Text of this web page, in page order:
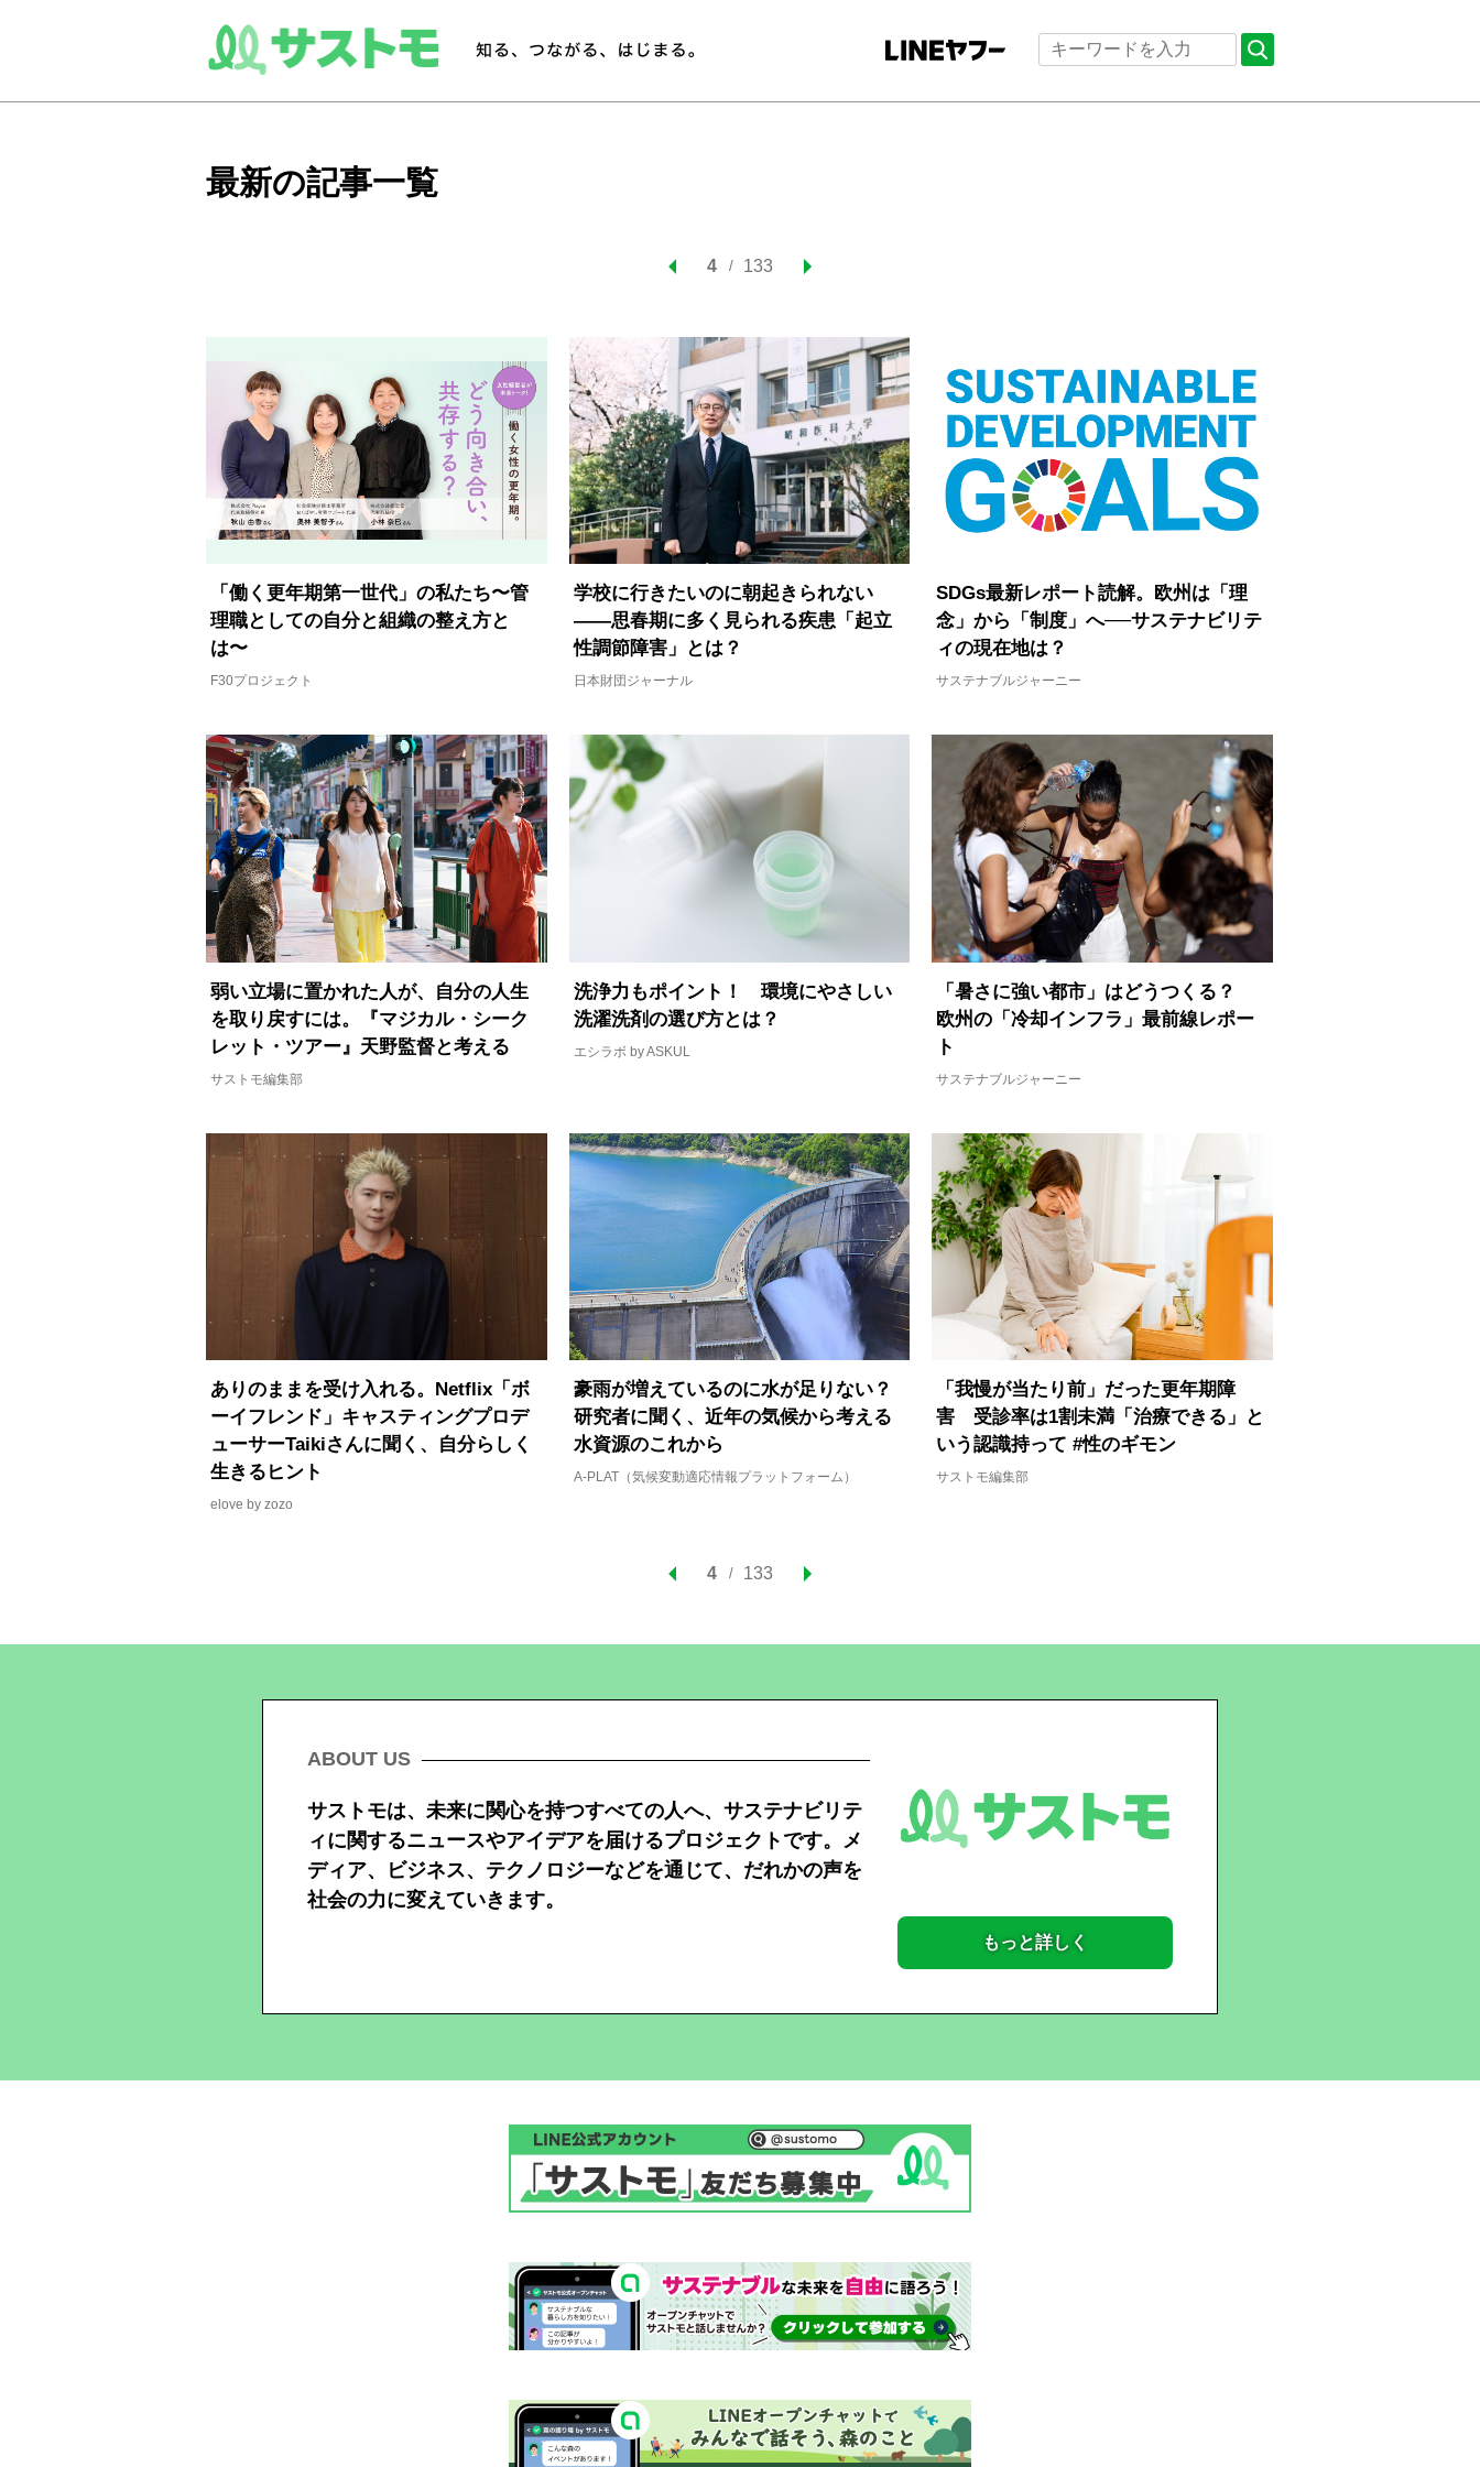
最新の記事一覧
4 133
「働く更年期第一世代」の私たち〜管
理職としての自分と組織の整え方と
は〜
F30プロジェクト
学校に行きたいのに朝起きられない
――思春期に多く見られる疾患「起立
性調節障害」とは？
日本財団ジャーナル
SDGs最新レポート読解。欧州は「理
念」から「制度」へ──サステナビリテ
ィの現在地は？
サステナブルジャーニー
弱い立場に置かれた人が、自分の人生
を取り戻すには。『マジカル・シーク
レット・ツアー』天野監督と考える
サストモ編集部
洗浄力もポイント！ 環境にやさしい
洗濯洗剤の選び方とは？
エシラボ by ASKUL
「暑さに強い都市」はどうつくる？
欧州の「冷却インフラ」最前線レポー
ト
サステナブルジャーニー
ありのままを受け入れる。Netflix「ボ
ーイフレンド」キャスティングプロデ
ューサーTaikiさんに聞く、自分らしく
生きるヒント
elove by zozo
豪雨が増えているのに水が足りない？
研究者に聞く、近年の気候から考える
水資源のこれから
A-PLAT（気候変動適応情報プラットフォーム）
「我慢が当たり前」だった更年期障
害 受診率は1割未満「治療できる」と
いう認識持って #性のギモン
サストモ編集部
4 133
ABOUT US
サストモは、未来に関心を持つすべての人へ、サステナビリテ
ィに関するニュースやアイデアを届けるプロジェクトです。メ
ディア、ビジネス、テクノロジーなどを通じて、だれかの声を
社会の力に変えていきます。
もっと詳しく